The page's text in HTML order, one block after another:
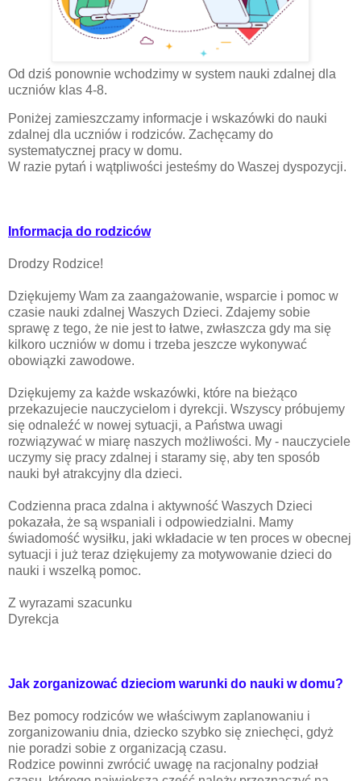
Od dziś ponownie wchodzimy w system nauki zdalnej dla
uczniów klas 4-8.
Poniżej zamieszczamy informacje i wskazówki do nauki
zdalnej dla uczniów i rodziców. Zachęcamy do
systematycznej pracy w domu.
W razie pytań i wątpliwości jesteśmy do Waszej dyspozycji.
Informacja do rodziców
Drodzy Rodzice!
Dziękujemy Wam za zaangażowanie, wsparcie i pomoc w
czasie nauki zdalnej Waszych Dzieci. Zdajemy sobie
sprawę z tego, że nie jest to łatwe, zwłaszcza gdy ma się
kilkoro uczniów w domu i trzeba jeszcze wykonywać
obowiązki zawodowe.
Dziękujemy za każde wskazówki, które na bieżąco
przekazujecie nauczycielom i dyrekcji. Wszyscy próbujemy
się odnaleźć w nowej sytuacji, a Państwa uwagi
rozwiązywać w miarę naszych możliwości. My - nauczyciele
uczymy się pracy zdalnej i staramy się, aby ten sposób
nauki był atrakcyjny dla dzieci.
Codzienna praca zdalna i aktywność Waszych Dzieci
pokazała, że są wspaniali i odpowiedzialni. Mamy
świadomość wysiłku, jaki wkładacie w ten proces w obecnej
sytuacji i już teraz dziękujemy za motywowanie dzieci do
nauki i wszelką pomoc.
Z wyrazami szacunku
Dyrekcja
Jak zorganizować dzieciom warunki do nauki w domu?
Bez pomocy rodziców we właściwym zaplanowaniu i
zorganizowaniu dnia, dziecko szybko się zniechęci, gdyż
nie poradzi sobie z organizacją czasu.
Rodzice powinni zwrócić uwagę na racjonalny podział